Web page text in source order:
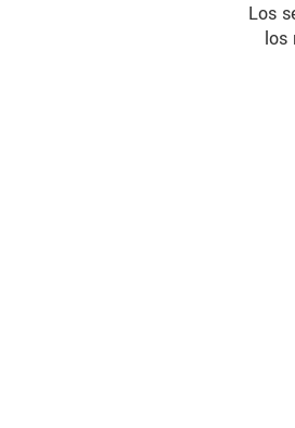
Los
los